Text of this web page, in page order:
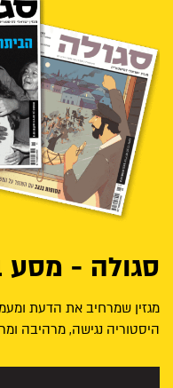
סגולה - מסע
מגזין שמרחיב את הדעת
היסטוריה נגישה, מרהיבה